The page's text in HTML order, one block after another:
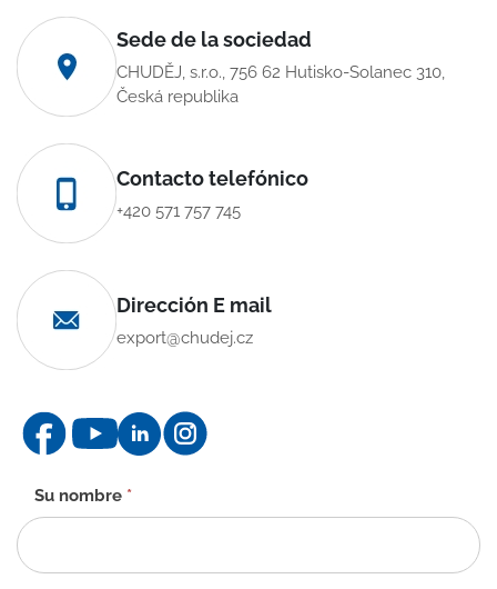
Sede de la sociedad
CHUDĚJ, s.r.o., 756 62 Hutisko-Solanec 310,
Česká republika
Contacto telefónico
+420 571 757 745
Dirección E mail
export@chudej.cz
Formulario
de
contacto
-
Su nombre *